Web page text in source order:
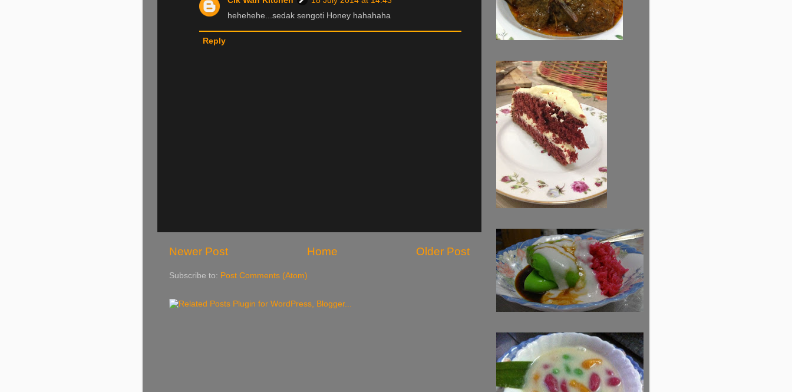
hehehehe...sedak sengoti Honey hahahaha
Reply
Newer Post Older Post
Home
Subscribe to: Post Comments (Atom)